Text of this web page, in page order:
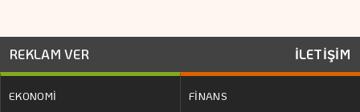
REKLAM VER İLETİŞİM
EKONOMİ
FİNANS